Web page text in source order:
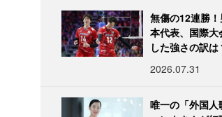
無傷の12連勝
本代表、国際
した強さの訳は
2026.07.31
唯一の「外国人